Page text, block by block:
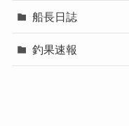
船長日誌
釣果速報